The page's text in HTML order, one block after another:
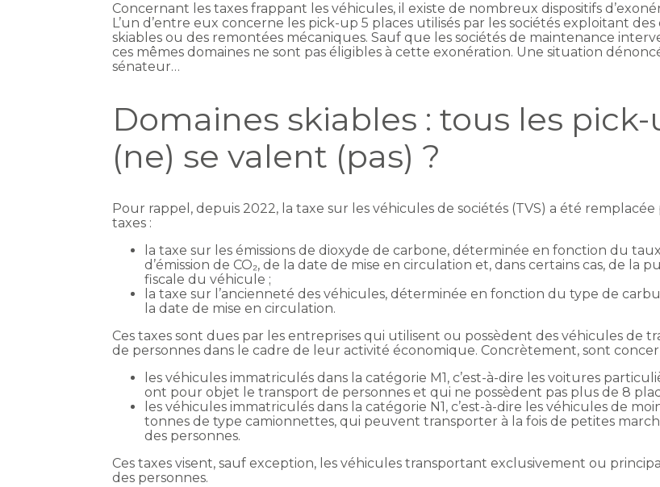
Concernant les taxes frappant les véhicules, il existe de nombreux dispositifs
L’un d’entre eux concerne les pick-up 5 places utilisés par les sociétés exploitant des
skiables ou des remontées mécaniques. Sauf que les sociétés de maintenance
ces mêmes domaines ne sont pas éligibles à cette exonération. Une situation
sénateur…
Domaines skiables : tous les pick-
(ne) se valent (pas) ?
Pour rappel, depuis 2022, la taxe sur les véhicules de sociétés (TVS) a été remplacée
taxes :
la taxe sur les émissions de dioxyde de carbone, déterminée en fonction du taux
d’émission de CO₂, de la date de mise en circulation et, dans certains cas, de la
fiscale du véhicule ;
la taxe sur l’ancienneté des véhicules, déterminée en fonction du type de
la date de mise en circulation.
Ces taxes sont dues par les entreprises qui utilisent ou possèdent des véhicules de
de personnes dans le cadre de leur activité économique. Concrètement, sont
les véhicules immatriculés dans la catégorie M1, c’est-à-dire les voitures
ont pour objet le transport de personnes et qui ne possèdent pas plus de 8
les véhicules immatriculés dans la catégorie N1, c’est-à-dire les véhicules de
tonnes de type camionnettes, qui peuvent transporter à la fois de petites
des personnes.
Ces taxes visent, sauf exception, les véhicules transportant exclusivement ou
des personnes.